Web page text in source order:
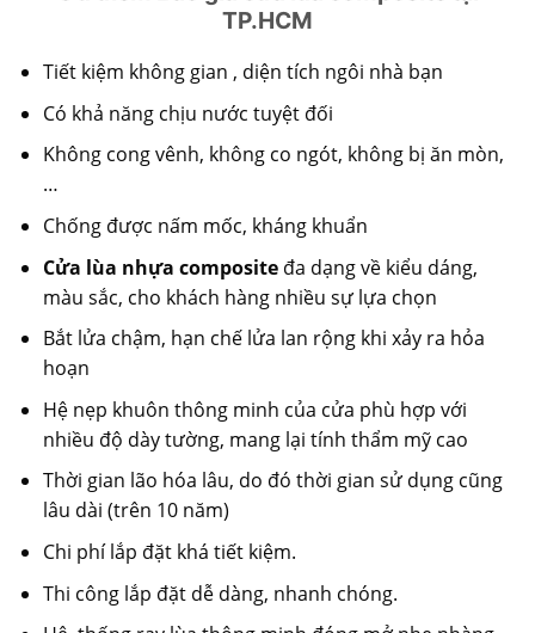
TP.HCM
Tiết kiệm không gian , diện tích ngôi nhà bạn
Có khả năng chịu nước tuyệt đối
Không cong vênh, không co ngót, không bị ăn mòn,
…
Chống được nấm mốc, kháng khuẩn
Cửa lùa nhựa compositeđa dạng về kiểu dáng,
màu sắc, cho khách hàng nhiều sự lựa chọn
Bắt lửa chậm, hạn chế lửa lan rộng khi xảy ra hỏa
hoạn
Hệ nẹp khuôn thông minh của cửa phù hợp với
nhiều độ dày tường, mang lại tính thẩm mỹ cao
Thời gian lão hóa lâu, do đó thời gian sử dụng cũng
lâu dài (trên 10 năm)
Chi phí lắp đặt khá tiết kiệm.
Thi công lắp đặt dễ dàng, nhanh chóng.